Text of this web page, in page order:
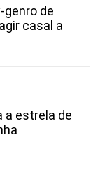
genro de
casal a
a estrela de